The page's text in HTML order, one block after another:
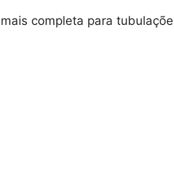
completa para